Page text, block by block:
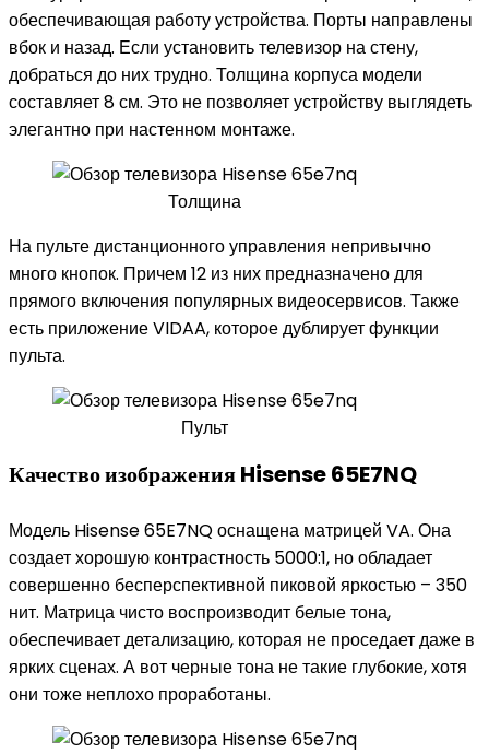
обеспечивающая работу устройства. Порты направлены
вбок и назад. Если установить телевизор на стену,
добраться до них трудно. Толщина корпуса модели
составляет 8 см. Это не позволяет устройству выглядеть
элегантно при настенном монтаже.
Толщина
На пульте дистанционного управления непривычно
много кнопок. Причем 12 из них предназначено для
прямого включения популярных видеосервисов. Также
есть приложение VIDAA, которое дублирует функции
пульта.
Пульт
Качество изображения Hisense 65E7NQ
Модель Hisense 65E7NQ оснащена матрицей VA. Она
создает хорошую контрастность 5000:1, но обладает
совершенно бесперспективной пиковой яркостью – 350
нит. Матрица чисто воспроизводит белые тона,
обеспечивает детализацию, которая не проседает даже в
ярких сценах. А вот черные тона не такие глубокие, хотя
они тоже неплохо проработаны.